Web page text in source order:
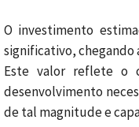
O investimento
significativo, chegando
Este valor reflete o
desenvolvimento
de tal magnitude e